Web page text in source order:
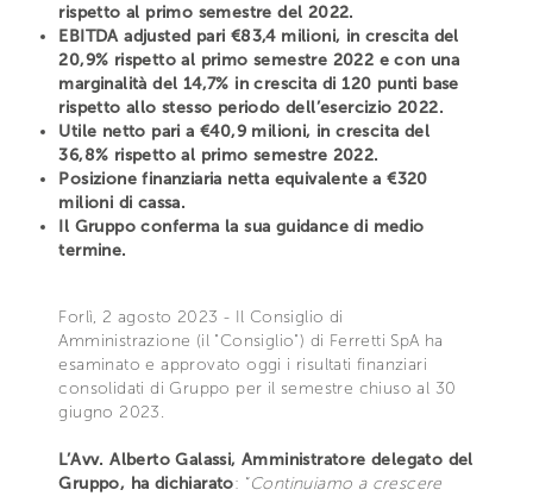
rispetto al primo semestre del 2022.
EBITDA adjusted pari €83,4 milioni, in crescita del
20,9% rispetto al primo semestre 2022 e con una
marginalità del 14,7% in crescita di 120 punti base
rispetto allo stesso periodo dell’esercizio 2022.
Utile netto pari a €40,9 milioni, in crescita del
36,8% rispetto al primo semestre 2022.
Posizione finanziaria netta equivalente a €320
milioni di cassa.
Il Gruppo conferma la sua guidance di medio
termine.
Forlì, 2 agosto 2023 - Il Consiglio di
Amministrazione (il "Consiglio") di Ferretti SpA ha
esaminato e approvato oggi i risultati finanziari
consolidati di Gruppo per il semestre chiuso al 30
giugno 2023.
L’Avv. Alberto Galassi, Amministratore delegato del
Gruppo, ha dichiarato: “Continuiamo a crescere